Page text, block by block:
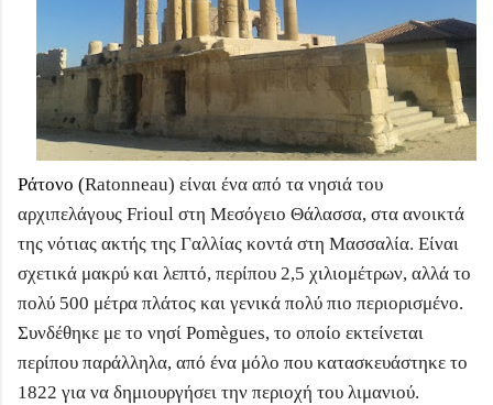
Ράτονο (Ratonneau) είναι ένα από τα νησιά του
αρχιπελάγους Frioul στη Μεσόγειο Θάλασσα, στα ανοικτά
της νότιας ακτής της Γαλλίας κοντά στη Μασσαλία. Είναι
σχετικά μακρύ και λεπτό, περίπου 2,5 χιλιομέτρων, αλλά το
πολύ 500 μέτρα πλάτος και γενικά πολύ πιο περιορισμένο.
Συνδέθηκε με το νησί Pomègues, το οποίο εκτείνεται
περίπου παράλληλα, από ένα μόλο που κατασκευάστηκε το
1822 για να δημιουργήσει την περιοχή του λιμανιού.